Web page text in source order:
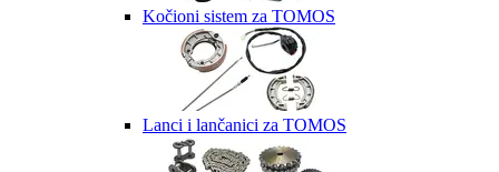
Kočioni sistem za TOMOS
Lanci i lančanici za TOMOS